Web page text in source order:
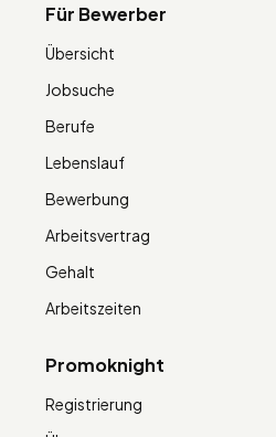
Für Bewerber
Übersicht
Jobsuche
Berufe
Lebenslauf
Bewerbung
Arbeitsvertrag
Gehalt
Arbeitszeiten
Promoknight
Registrierung